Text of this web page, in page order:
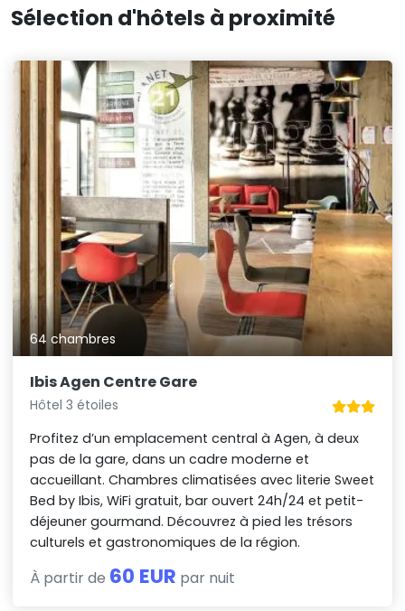
Sélection d'hôtels à proximité
64 chambres
Ibis Agen Centre Gare
Hôtel 3 étoiles
Profitez d’un emplacement central à Agen, à deux
pas de la gare, dans un cadre moderne et
accueillant. Chambres climatisées avec literie Sweet
Bed by Ibis, WiFi gratuit, bar ouvert 24h/24 et petit-
déjeuner gourmand. Découvrez à pied les trésors
culturels et gastronomiques de la région.
À partir de 60 EUR par nuit